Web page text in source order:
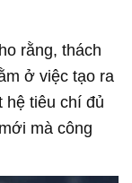
rằng, thách
ở việc tạo ra
hệ tiêu chí đủ
mà công